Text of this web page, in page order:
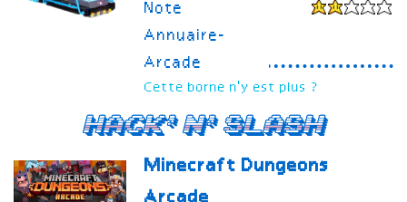
Note
Annuaire-
Arcade
Cette borne n'y est plus ?
Hack'n'Slash
Minecraft Dungeons